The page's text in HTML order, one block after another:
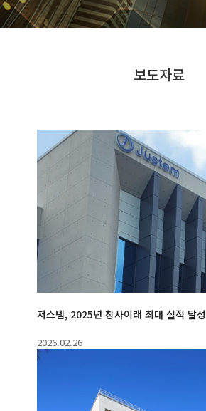
인재경영
보도자료
저스템, 2025년 창사이래 최대 실적 달성
2026.02.26